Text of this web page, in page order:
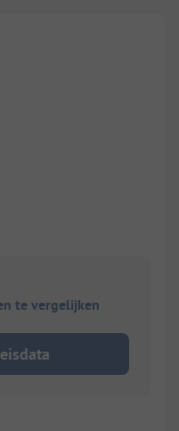
te vergelijken